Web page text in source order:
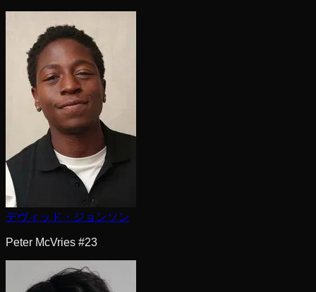
デヴィッド・ジョンソン
Peter McVries #23